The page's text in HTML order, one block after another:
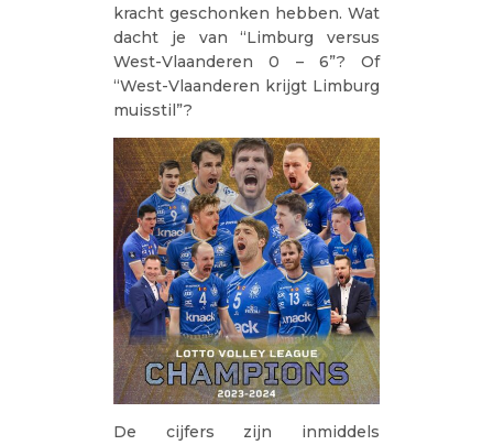
kracht geschonken hebben. Wat
dacht je van “Limburg versus
West-Vlaanderen 0 – 6”? Of
“West-Vlaanderen krijgt Limburg
muisstil”?
De cijfers zijn inmiddels